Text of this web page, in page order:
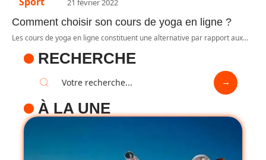
21 février 2022
Comment choisir son cours de yoga en ligne ?
Les cours de yoga en ligne constituent une alternative par rapport aux…
RECHERCHE
À LA UNE